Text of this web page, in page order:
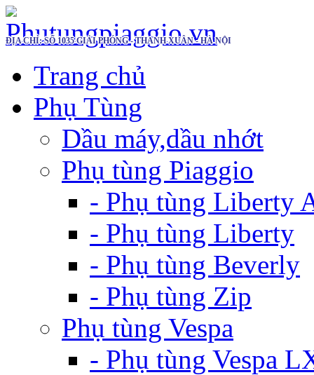
ĐỊA CHỈ: SỐ 1035 GIẢI PHÓNG - THANH XUÂN - HÀ NỘI
Trang chủ
Phụ Tùng
Dầu máy,dầu nhớt
Phụ tùng Piaggio
- Phụ tùng Liberty
- Phụ tùng Liberty
- Phụ tùng Beverly
- Phụ tùng Zip
Phụ tùng Vespa
- Phụ tùng Vespa